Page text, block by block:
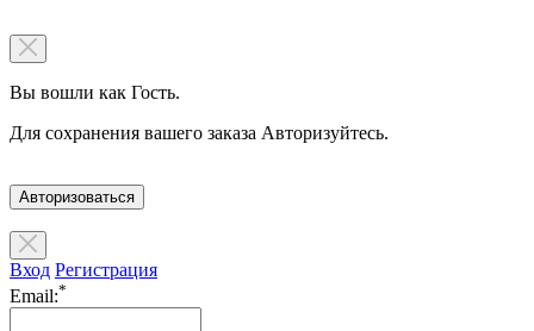
Вы вошли как Гость.
Для сохранения вашего заказа Авторизуйтесь.
Авторизоваться
Вход Регистрация
Email:*